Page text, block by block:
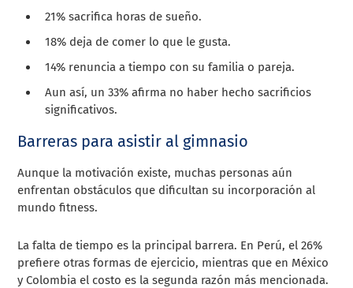
21% sacrifica horas de sueño.
18% deja de comer lo que le gusta.
14% renuncia a tiempo con su familia o pareja.
Aun así, un 33% afirma no haber hecho sacrificios
significativos.
Barreras para asistir al gimnasio
Aunque la motivación existe, muchas personas aún
enfrentan obstáculos que dificultan su incorporación al
mundo fitness.
La falta de tiempo es la principal barrera. En Perú, el 26%
prefiere otras formas de ejercicio, mientras que en México
y Colombia el costo es la segunda razón más mencionada.